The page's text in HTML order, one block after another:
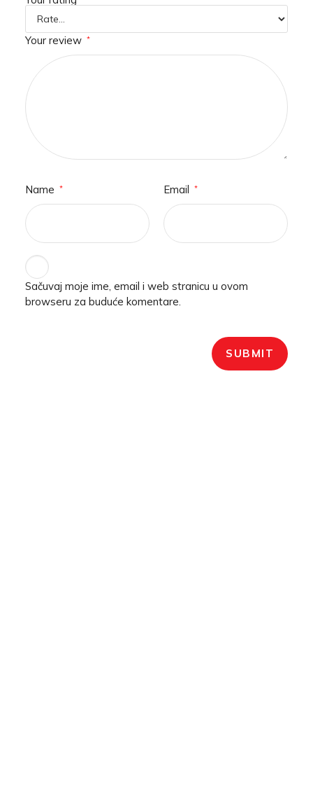
Your review *
Name * Email *
Sačuvaj moje ime, email i web stranicu u ovom
browseru za buduće komentare.